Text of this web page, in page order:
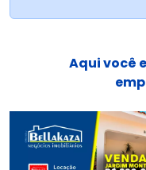
Aqui você